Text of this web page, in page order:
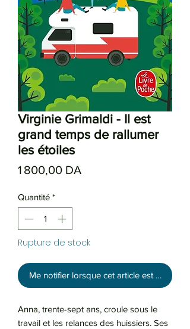
Virginie Grimaldi - Il est
grand temps de rallumer
les étoiles
1 800,00 DA
Quantité *
Rupture de stock
Me notifier lorsque cet article est disponible
Anna, trente-sept ans, croule sous le
travail et les relances des huissiers. Ses